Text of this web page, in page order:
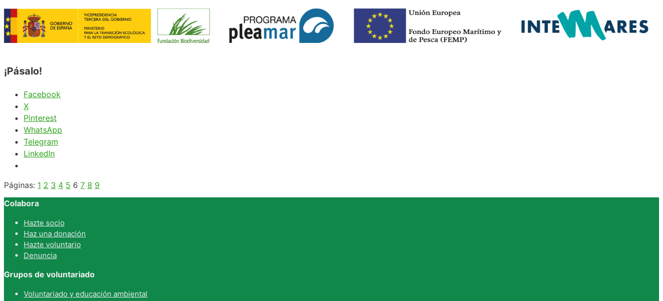
¡Pásalo!
Facebook
X
Pinterest
WhatsApp
Telegram
LinkedIn
Páginas: 1 2 3 4 5 6 7 8 9
Colabora
Hazte socio
Haz una donación
Hazte voluntario
Denuncia
Grupos de voluntariado
Voluntariado y educación ambiental